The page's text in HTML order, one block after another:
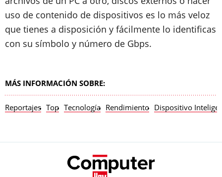
uso de contenido de dispositivos es lo más veloz
que tienes a disposición y fácilmente lo identificas
con su símbolo y número de Gbps.
MÁS INFORMACIÓN SOBRE:
Reportajes Top Tecnología Rendimiento Dispositivo